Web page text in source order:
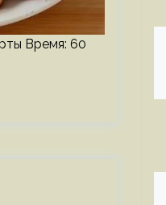
Время: 60